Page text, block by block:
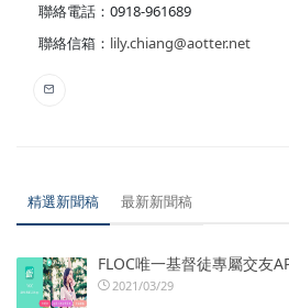
聯絡電話：0918-961689
聯絡信箱： lily.chiang@aotter.net
精選新聞稿 最新新聞稿
FLOC唯一基督徒專屬交友
2021/03/29